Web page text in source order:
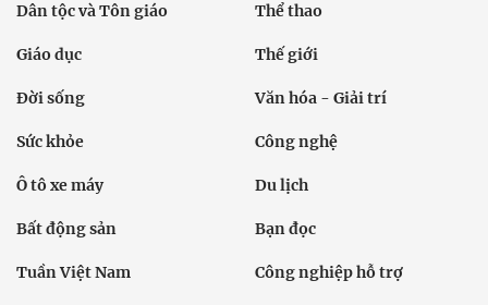
Dân tộc và Tôn giáo Thể thao
Giáo dục Thế giới
Đời sống Văn hóa - Giải trí
Sức khỏe Công nghệ
Ô tô xe máy Du lịch
Bất động sản Bạn đọc
Tuần Việt Nam Công nghiệp hỗ trợ